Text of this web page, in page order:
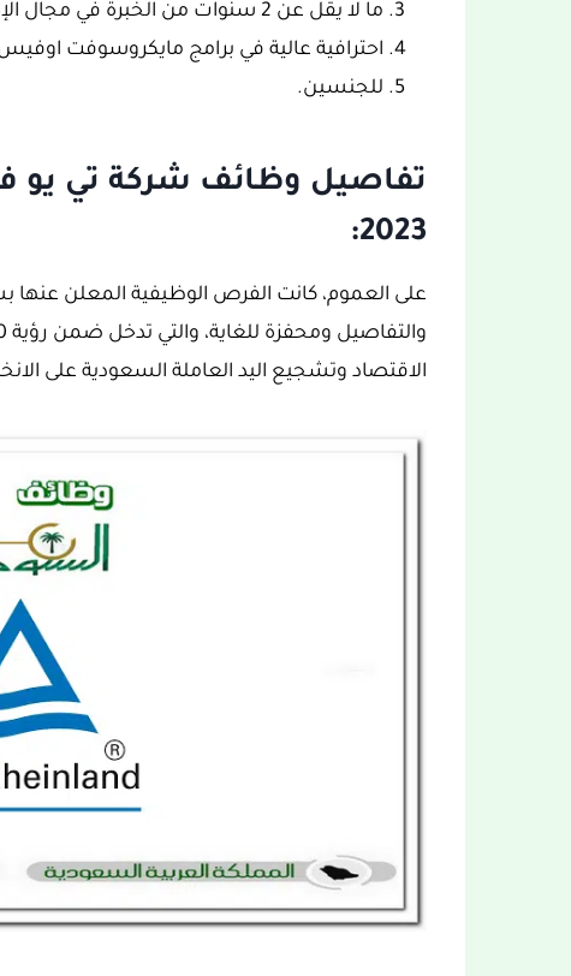
‏ما لا يقل عن 2 سنوات من الخبرة في مجال الإدارة التنفيذية او السكرتارية.
‏احترافية عالية في برامج مايكروسوفت
‏للجنسين.
تفاصيل وظائف شركة تي يو
2023:
على العموم، كانت الفرص الوظيفية المعلن عنها
الاقتصاد وتشجيع اليد العاملة السعودية على